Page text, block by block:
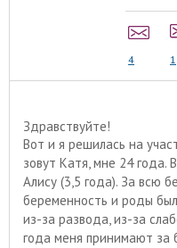
4 1
Здравствуйте!
Вот и я решилась на
зовут Катя, мне 24 года.
Алису (3,5 года). За всю
беременность и роды
из-за развода, из-за
года меня принимают за